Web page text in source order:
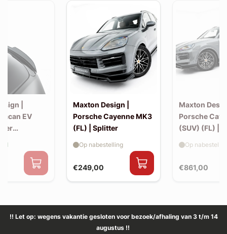
|
EV
Maxton Design |
Porsche Cayenne MK3
(FL) | Splitter
€249,00
Op nabestelling
Maxton
Porsche
(SUV) (FL) |
€861,00
Op
!! Let op: wegens vakantie gesloten voor bezoek/afhaling van 3 t/m 14
augustus !!